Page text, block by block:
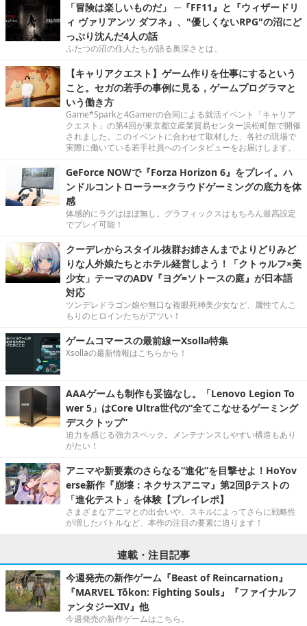
「冒険は楽しいものだ」 ─『FF11』と『ウィザードリ
ィ ヴァリアンツ ダフネ』、"優しくないRPG"の沼にど
っぷり沈んだ4人の話
ふたつの沼の住人たちが語る奥深さとは。
【キャリアクエスト】ゲーム作りを仕事にするという
こと。セガの若手の事例に見る，ゲームプログラマと
いう働き方
Game*Sparkと4Gamerの合同による就活イベント「キャリア
クエスト」の第4回が東京都立産業貿易センター浜松町館で開催
されました。このイベントに合わせて取材した、各社の現場で
実際に働いている若手社員へのインタビューをお届けします。
GeForce NOWで『Forza Horizon 6』をプレイ。ハ
ンドルコントローラー×クラウドゲーミングの底力を体
感
体感的にラグはほぼ無し。グラフィックスはもちろん最高設定
でプレイ可能！
クーデレからスタイル抜群お姉さんまでよりどりみど
りな人外娘たちとホテル経営しよう！「クトゥルフ×美
少女」テーマのADV『ヨグ=ソトースの庭』が日本語
対応
ツンデレドラゴン娘や無口な複眼死神美少女など、属性てんこ
もりのヒロインたちがアツい！
ゲームコマースの最前線ーXsolla特集
Xsollaの最新情報はこちらから！
AAAゲームも制作も妥協なし。「Lenovo Legion To
wer 5」はCore Ultra世代の“全てこなせるゲーミング
デスクトップ”
迫力を感じる強力スペック。メンテナンスしやすい構造もあり
がたい！
アニマや新要素のさらなる“進化”を目撃せよ！HoYov
erse新作『崩壊：ネクサスアニマ』第2回βテストの
「進化テスト」を体験【プレイレポ】
さまざまなアニマとの出会いや、スキルによってさらに戦略性
が増したバトルなど、本作の注目の要素に迫ります！
連載・注目記事
今週発売の新作ゲーム『Beast of Reincarnation』
『MARVEL Tōkon: Fighting Souls』『ファイナルフ
ァンタジーXIV』他
今週発売の新作ゲームはこちら。